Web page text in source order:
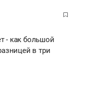
- как большой
в три